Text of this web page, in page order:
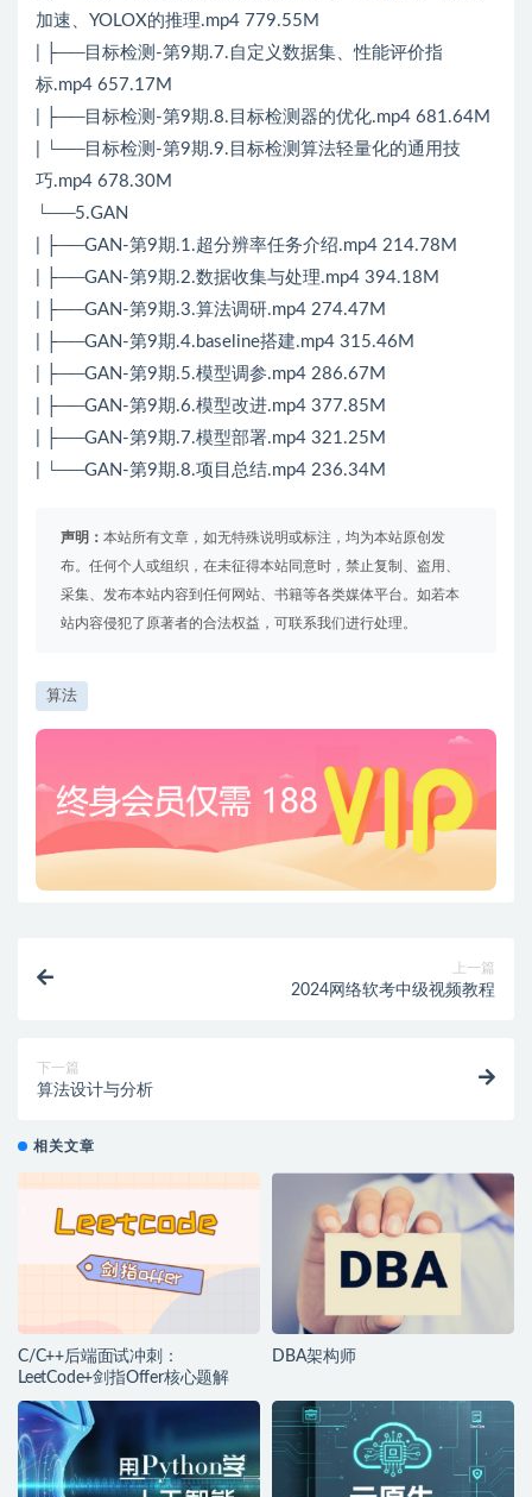
加速、YOLOX的推理.mp4 779.55M
| ├──目标检测-第9期.7.自定义数据集、性能评价指
标.mp4 657.17M
| ├──目标检测-第9期.8.目标检测器的优化.mp4 681.64M
| └──目标检测-第9期.9.目标检测算法轻量化的通用技
巧.mp4 678.30M
└──5.GAN
| ├──GAN-第9期.1.超分辨率任务介绍.mp4 214.78M
| ├──GAN-第9期.2.数据收集与处理.mp4 394.18M
| ├──GAN-第9期.3.算法调研.mp4 274.47M
| ├──GAN-第9期.4.baseline搭建.mp4 315.46M
| ├──GAN-第9期.5.模型调参.mp4 286.67M
| ├──GAN-第9期.6.模型改进.mp4 377.85M
| ├──GAN-第9期.7.模型部署.mp4 321.25M
| └──GAN-第9期.8.项目总结.mp4 236.34M
声明： 本站所有文章，如无特殊说明或标注，均为本站原创发
布。任何个人或组织，在未征得本站同意时，禁止复制、盗用、
采集、发布本站内容到任何网站、书籍等各类媒体平台。如若本
站内容侵犯了原著者的合法权益，可联系我们进行处理。
算法
上一篇
2024网络软考中级视频教程
下一篇
算法设计与分析
相关文章
C/C++后端面试冲刺：
LeetCode+剑指Offer核心题解
DBA架构师